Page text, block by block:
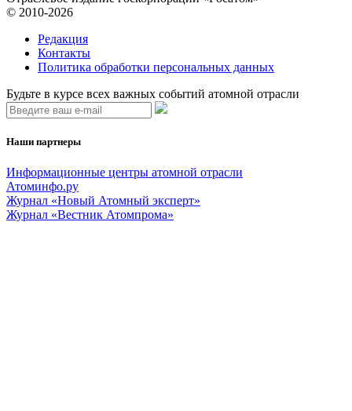
© 2010-2026
Редакция
Контакты
Политика обработки персональных данных
Будьте в курсе всех важных событий атомной отрасли
Наши партнеры
Информационные центры атомной отрасли
Атоминфо.ру
Журнал «Новый Атомный эксперт»
Журнал «Вестник Атомпрома»